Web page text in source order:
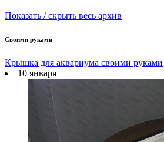
Показать / скрыть весь архив
Своими руками
Крышка для аквариума своими руками
10 января